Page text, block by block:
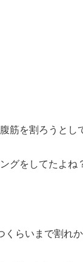
筋を割ろうとし
グをしてたよね
くらいまで割れ